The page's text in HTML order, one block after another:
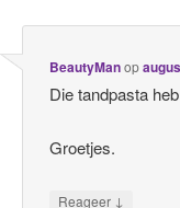
BeautyManop
Die tandpasta
Groetjes.
Reageer ↓